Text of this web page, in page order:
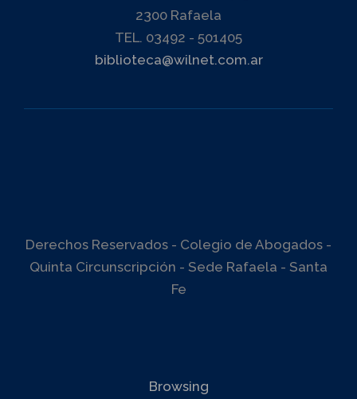
2300 Rafaela
TEL. 03492 - 501405
biblioteca@wilnet.com.ar
Derechos Reservados - Colegio de Abogados -
Quinta Circunscripción - Sede Rafaela - Santa
Fe
Browsing